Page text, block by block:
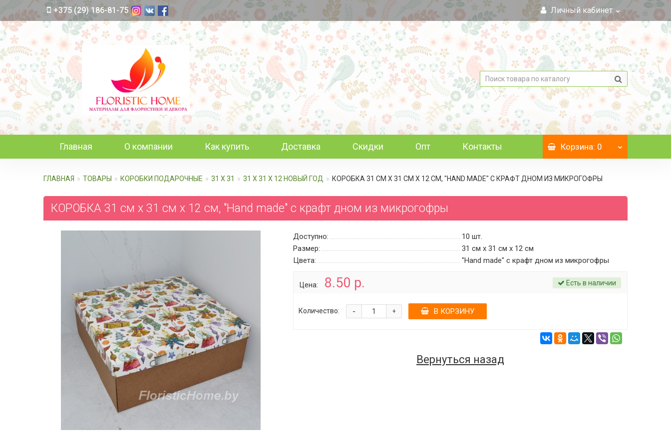
+375 (29) 186-81-75 Личный кабинет
Главная О компании Как купить Доставка Скидки Опт Контакты Корзина: 0
ГЛАВНАЯ ТОВАРЫ КОРОБКИ ПОДАРОЧНЫЕ 31 Х 31 31 Х 31 Х 12 НОВЫЙ ГОД КОРОБКА 31 СМ Х 31 СМ Х 12 СМ, "HAND MADE" C КРАФТ ДНОМ ИЗ МИКРОГОФРЫ
КОРОБКА 31 см х 31 см х 12 см, "Hand made" c крафт дном из микрогофры
Доступно: 10 шт.
Размер:
31 см х 31 см х 12 см
Цвета:
"Hand made" c крафт дном из микрогофры
Цена: 8.50 р. Есть в наличии
Количество: +
- В КОРЗИНУ
Вернуться назад